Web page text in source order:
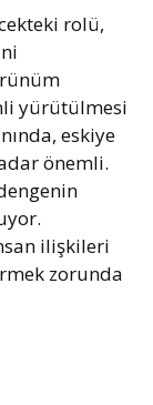
rolü,
yürütülmesi
eskiye
önemli.
ilişkileri
zorunda